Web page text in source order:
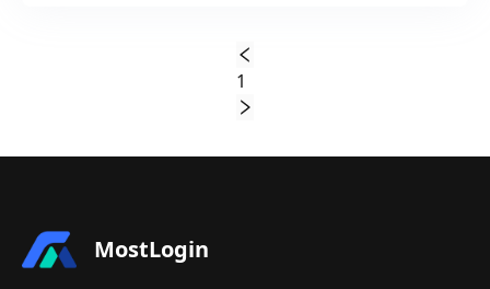
1
MostLogin